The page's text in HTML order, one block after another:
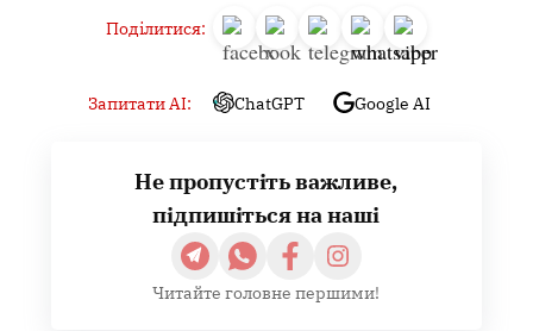
Поділитися:
Запитати AI: ChatGPT Google AI
Не пропустіть важливе,
підпишіться на наші
Читайте головне першими!